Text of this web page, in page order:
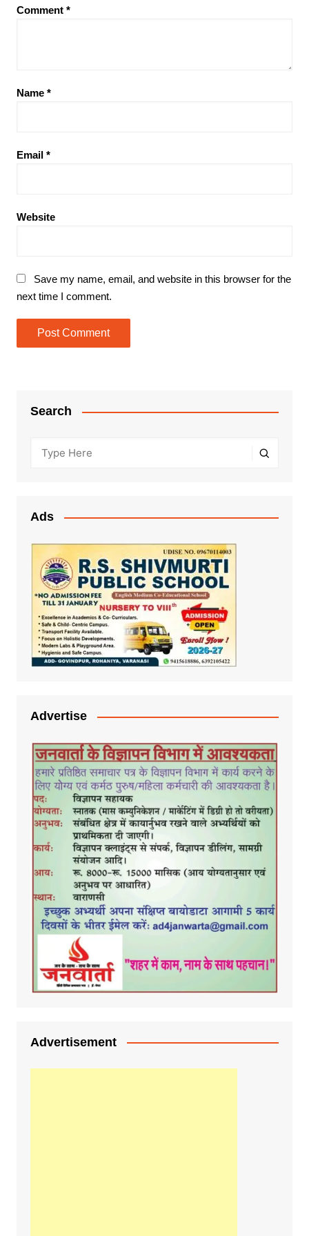
Comment *
Name *
Email *
Website
Save my name, email, and website in this browser for the
next time I comment.
Search
Ads
Advertise
Advertisement